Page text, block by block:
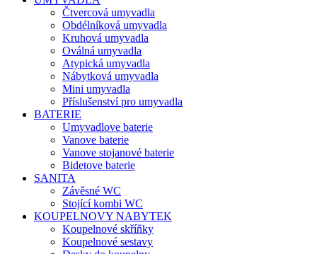
Čtvercová umyvadla
Obdélníková umyvadla
Kruhová umyvadla
Oválná umyvadla
Atypická umyvadla
Nábytková umyvadla
Mini umyvadla
Příslušenství pro umyvadla
BATERIE
Umyvadlove baterie
Vanove baterie
Vanove stojanové baterie
Bidetove baterie
SANITA
Závěsné WC
Stojící kombi WC
KOUPELNOVY NABYTEK
Koupelnové skříňky
Koupelnové sestavy